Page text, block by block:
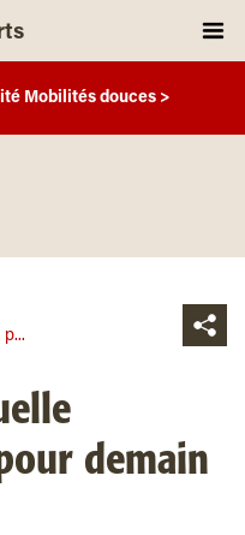
Mobilités douces >
demain